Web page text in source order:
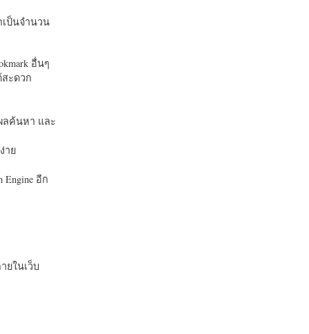
ป็นจำนวน
อื่นๆ
สะดวก
ลค้นหา และ
าย
อีก
ยในเว็บ